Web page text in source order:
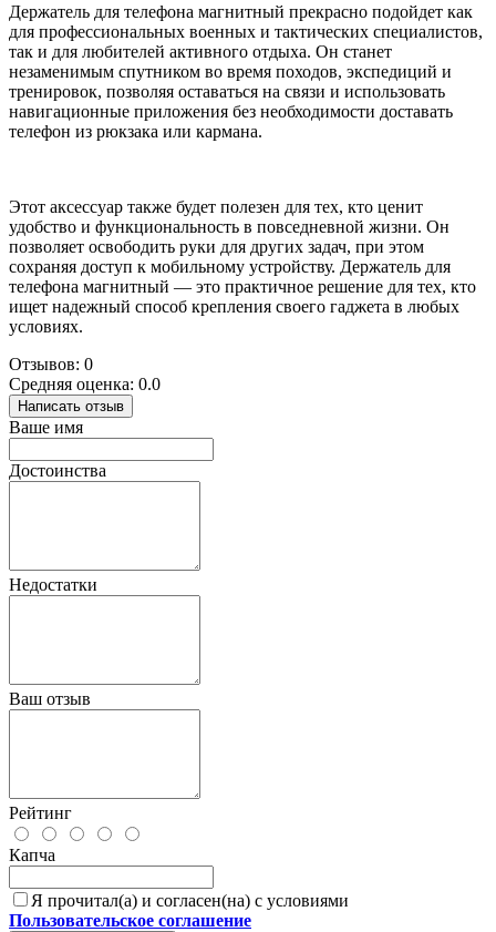
Держатель для телефона магнитный прекрасно подойдет как
для профессиональных военных и тактических специалистов,
так и для любителей активного отдыха. Он станет
незаменимым спутником во время походов, экспедиций и
тренировок, позволяя оставаться на связи и использовать
навигационные приложения без необходимости доставать
телефон из рюкзака или кармана.
Этот аксессуар также будет полезен для тех, кто ценит
удобство и функциональность в повседневной жизни. Он
позволяет освободить руки для других задач, при этом
сохраняя доступ к мобильному устройству. Держатель для
телефона магнитный — это практичное решение для тех, кто
ищет надежный способ крепления своего гаджета в любых
условиях.
Отзывов: 0
Средняя оценка: 0.0
Написать отзыв
Ваше имя
Достоинства
Недостатки
Ваш отзыв
Рейтинг
Капча
Я прочитал(а) и согласен(на) с условиями
Пользовательское соглашение